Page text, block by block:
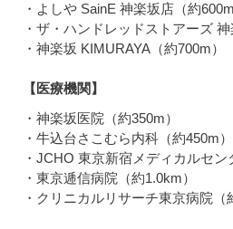
・よしや SainE 神楽坂店（約600m
・ザ・ハンドレッドストアーズ 神
・神楽坂 KIMURAYA（約700m）
【医療機関】
・神楽坂医院（約350m）
・牛込台さこむら内科（約450m）
・JCHO 東京新宿メディカルセン
・東京逓信病院（約1.0km）
・クリニカルリサーチ東京病院（